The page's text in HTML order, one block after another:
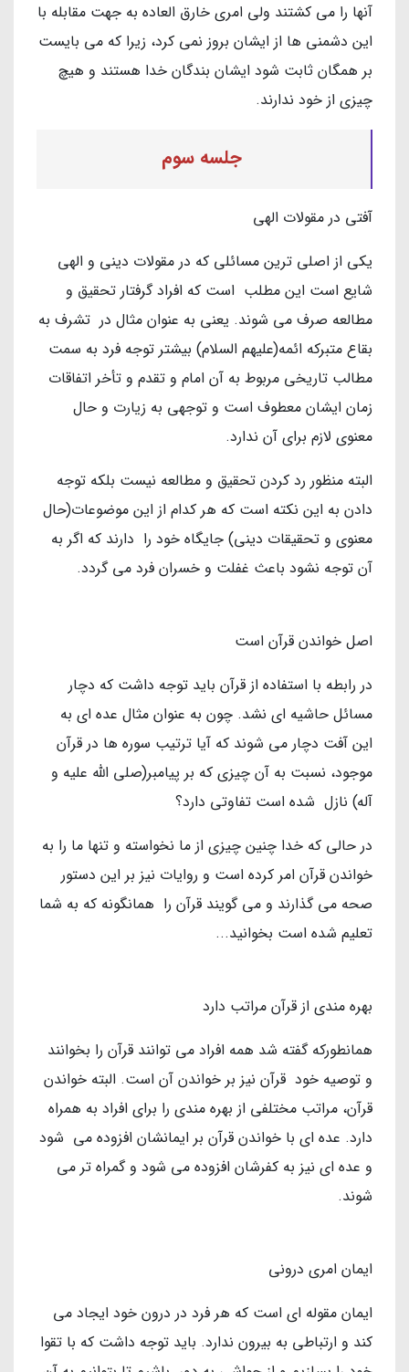
آنها را می کشتند ولی امری خارق العاده به جهت مقابله با
این دشمنی ها از ایشان بروز نمی کرد، زیرا که می بایست
بر همگان ثابت شود ایشان بندگان خدا هستند و هیچ
چیزی از خود ندارند.
جلسه سوم
آفتی در مقولات الهی
یکی از اصلی ترین مسائلی که در مقولات دینی و الهی
شایع است این مطلب است که افراد گرفتار تحقیق و
مطالعه صرف می شوند. یعنی به عنوان مثال در تشرف به
بقاع متبرکه ائمه(علیهم السلام) بیشتر توجه فرد به سمت
مطالب تاریخی مربوط به آن امام و تقدم و تأخر اتفاقات
زمان ایشان معطوف است و توجهی به زیارت و حال
معنوی لازم برای آن ندارد.
البته منظور رد کردن تحقیق و مطالعه نیست بلکه توجه
دادن به این نکته است که هر کدام از این موضوعات(حال
معنوی و تحقیقات دینی) جایگاه خود را دارند که اگر به
آن توجه نشود باعث غفلت و خسران فرد می گردد.
اصل خواندن قرآن است
در رابطه با استفاده از قرآن باید توجه داشت که دچار
مسائل حاشیه ای نشد. چون به عنوان مثال عده ای به
این آفت دچار می شوند که آیا ترتیب سوره ها در قرآن
موجود، نسبت به آن چیزی که بر پیامبر(صلی الله علیه و
آله) نازل شده است تفاوتی دارد؟
در حالی که خدا چنین چیزی از ما نخواسته و تنها ما را به
خواندن قرآن امر کرده است و روایات نیز بر این دستور
صحه می گذارند و می گویند قرآن را همانگونه که به شما
تعلیم شده است بخوانید...
بهره مندی از قرآن مراتب دارد
همانطورکه گفته شد همه افراد می توانند قرآن را بخوانند
و توصیه خود قرآن نیز بر خواندن آن است. البته خواندن
قرآن، مراتب مختلفی از بهره مندی را برای افراد به همراه
دارد. عده ای با خواندن قرآن بر ایمانشان افزوده می شود
و عده ای نیز به کفرشان افزوده می شود و گمراه تر می
شوند.
ایمان امری درونی
ایمان مقوله ای است که هر فرد در درون خود ایجاد می
کند و ارتباطی به بیرون ندارد. باید توجه داشت که با تقوا